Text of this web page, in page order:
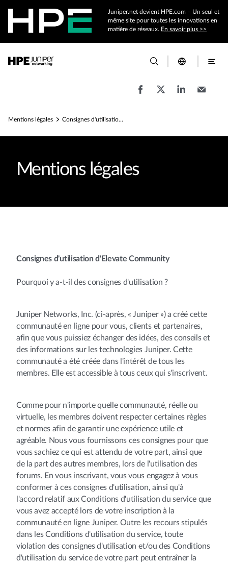
Juniper.net devient HPE.com – Un seul et
même site pour toutes les innovations en
matière de réseaux. En savoir plus >>
Mentions légales Consignes d'utilisation d'Elevate Community – Mentions légales
Mentions légales
Consignes d'utilisation d'Elevate Community
Pourquoi y a-t-il des consignes d'utilisation ?
Juniper Networks, Inc. (ci-après, « Juniper ») a créé cette
communauté en ligne pour vous, clients et partenaires,
afin que vous puissiez échanger des idées, des conseils et
des informations sur les technologies Juniper. Cette
communauté a été créée dans l'intérêt de tous les
membres. Elle est accessible à tous ceux qui s'inscrivent.
Comme pour n'importe quelle communauté, réelle ou
virtuelle, les membres doivent respecter certaines règles
et normes afin de garantir une expérience utile et
agréable. Nous vous fournissons ces consignes pour que
vous sachiez ce qui est attendu de votre part, ainsi que
de la part des autres membres, lors de l'utilisation des
forums. En vous inscrivant, vous vous engagez à vous
conformer à ces consignes d'utilisation, ainsi qu'à
l'accord relatif aux Conditions d'utilisation du service que
vous avez accepté lors de votre inscription à la
communauté en ligne Juniper. Outre les recours stipulés
dans les Conditions d'utilisation du service, toute
violation des consignes d'utilisation et/ou des Conditions
d'utilisation du service de votre part peut entraîner la